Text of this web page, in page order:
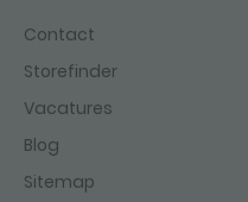
Contact
Storefinder
Vacatures
Blog
Sitemap